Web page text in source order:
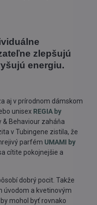
zlepšujú
energiu.
aj v prírodnom dámskom
unisex REGIA by
& Behaviour zaháňa
v Tubingene zistila, že
parfém UMAMI by
cítite pokojnejšie a
dobrý pocit. Takže
úvodom a kvetinovým
by mohol byť rovnako